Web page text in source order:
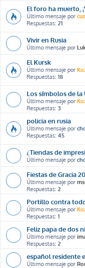
El foro ha muerto,
Último mensaje por
Respuestas: 21
Vivir en Rusia
Último mensaje por
El Kursk
Último mensaje por
Respuestas: 18
Los símbolos de la
Último mensaje por
Respuestas: 3
policia en rusia
Último mensaje por
Respuestas: 45
¿Tiendas de
Último mensaje por
Fiestas de Gracia
Último mensaje por
Respuestas: 2
Portillo contra
Último mensaje por
Respuestas: 1
Feliz papa de dos
Último mensaje por
Respuestas: 2
español residente
Último mensaje por